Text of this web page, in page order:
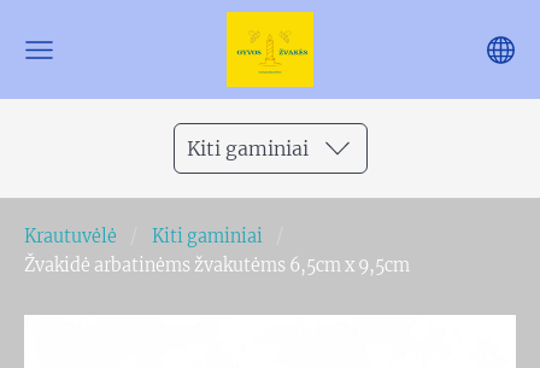
Kiti gaminiai
Krautuvėlė
Kiti gaminiai
Žvakidė arbatinėms žvakutėms 6,5cm x 9,5cm